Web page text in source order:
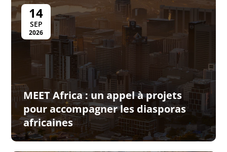
14
SEP
2026
MEET Africa : un appel à projets
pour accompagner les diasporas
africaines